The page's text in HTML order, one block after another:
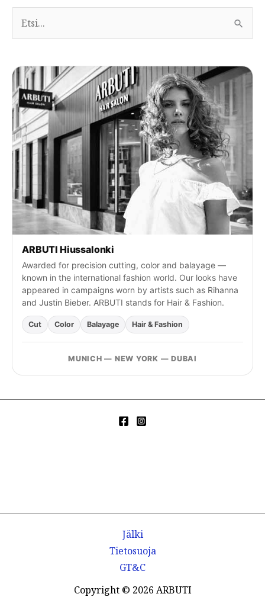
:
ARBUTI Hiussalonki
Awarded for precision cutting, color and balayage —
known in the international fashion world. Our looks have
appeared in campaigns worn by artists such as Rihanna
and Justin Bieber. ARBUTI stands for Hair & Fashion.
Cut Color Balayage Hair & Fashion
MUNICH — NEW YORK — DUBAI
Jälki
Tietosuoja
GT&C
Copyright © 2026 ARBUTI